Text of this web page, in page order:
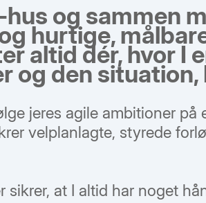
og sammen
hurtige,
altid dér, hvor I
den situation,
jeres agile ambitioner
velplanlagte, styrede
at I altid har noget